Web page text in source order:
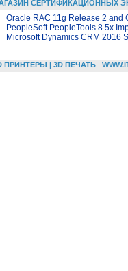
СЕРТИФИКАЦИОННЫХ
Oracle RAC 11g Release 2 and
PeopleSoft PeopleTools 8.5x
Microsoft Dynamics CRM 2016
ПРИНТЕРЫ | 3D ПЕЧАТЬ